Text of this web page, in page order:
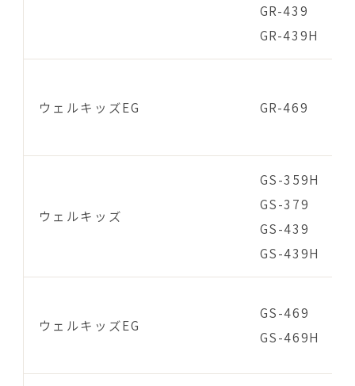
GR-439
GR-439H
ウェルキッズEG GR-469
ウェルキッズ
GS-359H
GS-379
GS-439
GS-439H
ウェルキッズEG
GS-469
GS-469H